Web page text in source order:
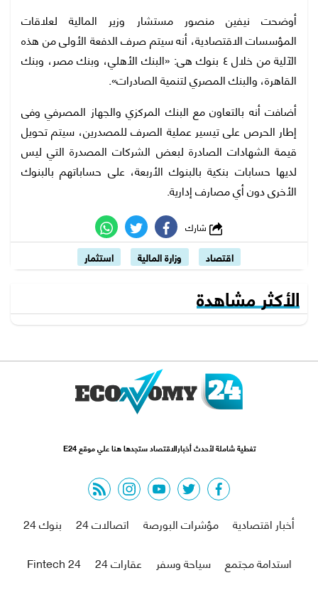
أوضحت نيفين منصور مستشار وزير المالية لعلاقات
المؤسسات الاقتصادية، أنه سيتم صرف الدفعة الأولى من هذه
الآلية من خلال ٤ بنوك هى: «البنك الأهلي، وبنك مصر، وبنك
القاهرة، والبنك المصري لتنمية الصادرات».
أضافت أنه بالتعاون مع البنك المركزي والجهاز المصرفي وفى
إطار الحرص على تيسير عملية الصرف للمصدرين، سيتم تحويل
قيمة الشهادات الصادرة لبعض الشركات المصدرة التي ليس
لديها حسابات بنكية بالبنوك الأربعة، على حساباتهم بالبنوك
الأخرى دون أي مصارف إدارية.
اقتصاد
وزارة المالية استثمار
الأكثر مشاهدة
تغطية شاملة لأحدث أخبارالاقتصاد ستجدها هنا علي موقع E24
facebook
twitter
youtube
instagram
rss feed
أخبار اقتصادية
مؤشرات البورصة اتصالات 24
بنوك 24
استدامة مجتمع
سياحة وسفر عقارات 24 Fintech 24